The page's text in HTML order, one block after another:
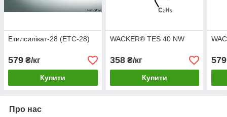
Етилсилікат-28 (ЕТС-28)
579 ₴/кг
Купити
WACKER® TES 40 NW
358₴/кг
Купити
579
Про нас